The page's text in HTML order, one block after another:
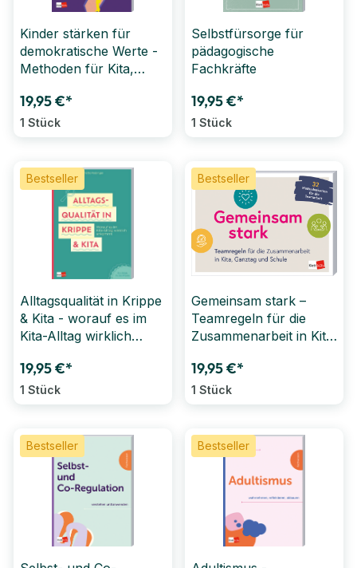
Kinder stärken für
demokratische Werte -
Methoden für Kita,
19,95 €*
1 Stück
Selbstfürsorge für
pädagogische
Fachkräfte
19,95 €*
1 Stück
Bestseller
Alltagsqualität in Krippe
& Kita - worauf es im
Kita-Alltag wirklich
19,95 €*
1 Stück
Bestseller
Gemeinsam stark –
Teamregeln für die
Zusammenarbeit in Kita,
19,95 €*
1 Stück
Bestseller Bestseller